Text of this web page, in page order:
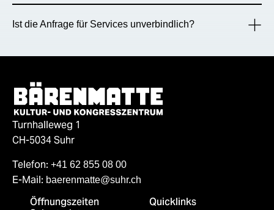
Ist die Anfrage für Services unverbindlich?
Turnhalleweg 1
CH-5034 Suhr
Telefon: +41 62 855 08 00
E-Mail: baerenmatte@suhr.ch
Öffnungszeiten
Quicklinks